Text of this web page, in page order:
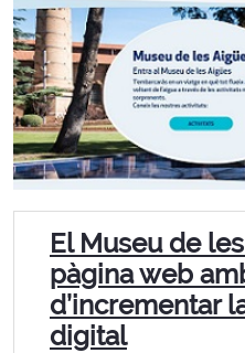
El Museu de
pàgina web
d’incrementar
digital